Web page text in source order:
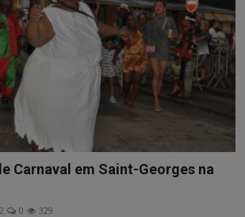
Carnaval em Saint-Georges na
0 329